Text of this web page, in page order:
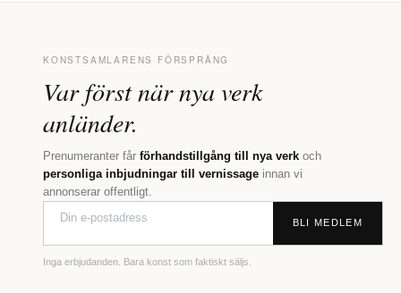
KONSTSAMLARENS FÖRSPRÅNG
Var först när nya verk
anländer.
Prenumeranter får förhandstillgång till nya verk och
personliga inbjudningar till vernissage innan vi
annonserar offentligt.
BLI MEDLEM
Inga erbjudanden. Bara konst som faktiskt säljs.